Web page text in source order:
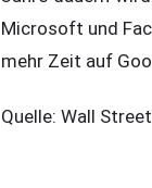
Microsoft und
mehr Zeit auf
Quelle: Wall